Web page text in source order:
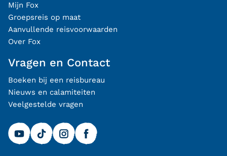
Mijn Fox
Groepsreis op maat
Aanvullende reisvoorwaarden
Over Fox
Vragen en Contact
Boeken bij een reisbureau
Nieuws en calamiteiten
Veelgestelde vragen